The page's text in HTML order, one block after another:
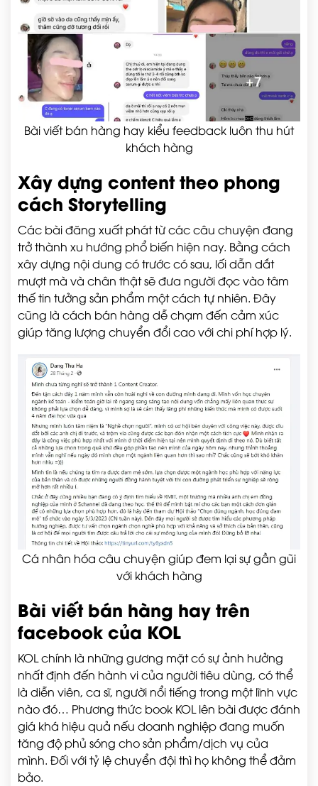
Bài viết bán hàng hay kiểu feedback luôn thu hút
khách hàng
Xây dựng content theo phong
cách Storytelling
Các bài đăng xuất phát từ các câu chuyện đang
trở thành xu hướng phổ biến hiện nay. Bằng cách
xây dựng nội dung có trước có sau, lối dẫn dắt
mượt mà và chân thật sẽ đưa người đọc vào tâm
thế tin tưởng sản phẩm một cách tự nhiên. Đây
cũng là cách bán hàng dễ chạm đến cảm xúc
giúp tăng lượng chuyển đổi cao với chi phí hợp lý.
Cá nhân hóa câu chuyện giúp đem lại sự gần gũi
với khách hàng
Bài viết bán hàng hay trên
facebook của KOL
KOL chính là những gương mặt có sự ảnh hưởng
nhất định đến hành vi của người tiêu dùng, có thể
là diễn viên, ca sĩ, người nổi tiếng trong một lĩnh vực
nào đó… Phương thức book KOL lên bài được đánh
giá khá hiệu quả nếu doanh nghiệp đang muốn
tăng độ phủ sóng cho sản phẩm/dịch vụ của
mình. Đối với tỷ lệ chuyển đội thì họ không thể đảm
bảo.